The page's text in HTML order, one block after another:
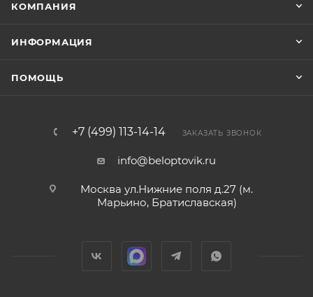
КОМПАНИЯ
ИНФОРМАЦИЯ
ПОМОЩЬ
+7 (499) 113-14-14 ЗАКАЗАТЬ ЗВОНОК
info@beloptovik.ru
Москва ул.Нижние поля д.27 (м.
Марьино, Братиславская)